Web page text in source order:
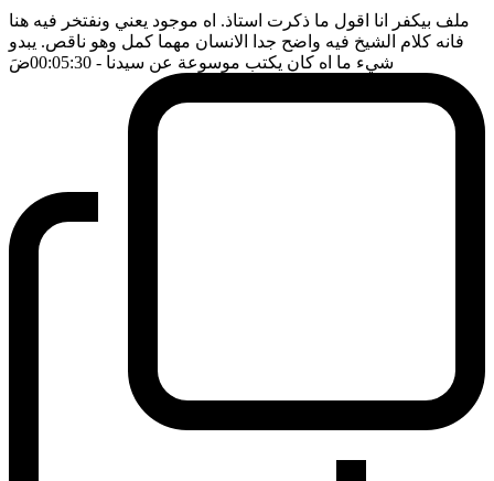
ملف بيكفر انا اقول ما ذكرت استاذ. اه موجود يعني ونفتخر فيه هنا
فانه كلام الشيخ فيه واضح جدا الانسان مهما كمل وهو ناقص. يبدو
شيء ما اه كان يكتب موسوعة عن سيدنا - 00:05:30 ضَ